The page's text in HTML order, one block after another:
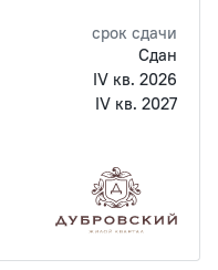
срок сдачи
Сдан
IV кв. 2026
IV кв. 2027